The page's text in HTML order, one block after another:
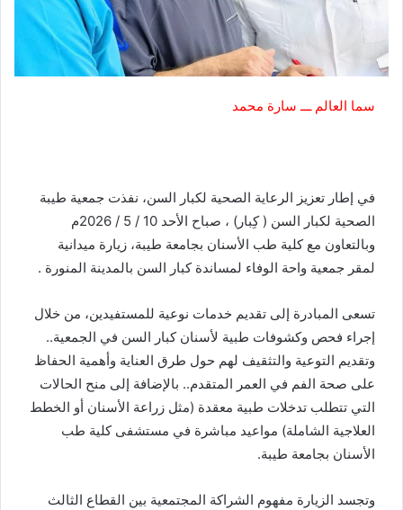
سما العالم ـــ سارة محمد
‏في إطار تعزيز الرعاية الصحية لكبار السن، نفذت جمعية طيبة
الصحية لكبار السن ( كِبار) ، صباح الأحد 10 / 5 / 2026م
وبالتعاون مع كلية طب الأسنان بجامعة طيبة، زيارة ميدانية
لمقر جمعية واحة الوفاء لمساندة كبار السن بالمدينة المنورة .
‏تسعى المبادرة إلى تقديم خدمات نوعية للمستفيدين، من خلال
إجراء فحص وكشوفات طبية لأسنان كبار السن في الجمعية..
وتقديم التوعية والتثقيف لهم حول طرق العناية وأهمية الحفاظ
على صحة الفم في العمر المتقدم.. بالإضافة إلى منح الحالات
التي تتطلب تدخلات طبية معقدة (مثل زراعة الأسنان أو الخطط
العلاجية الشاملة) مواعيد مباشرة في مستشفى كلية طب
الأسنان بجامعة طيبة.
‏وتجسد الزيارة مفهوم الشراكة المجتمعية بين القطاع الثالث